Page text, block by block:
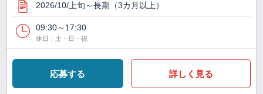
2026/10/上旬～長期（3カ月以上）
09:30～17:30
休日：土・日・祝
応募する 詳しく見る